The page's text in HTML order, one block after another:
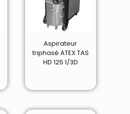
Aspirateur
triphasé ATEX TAS
HD 125 1/3D